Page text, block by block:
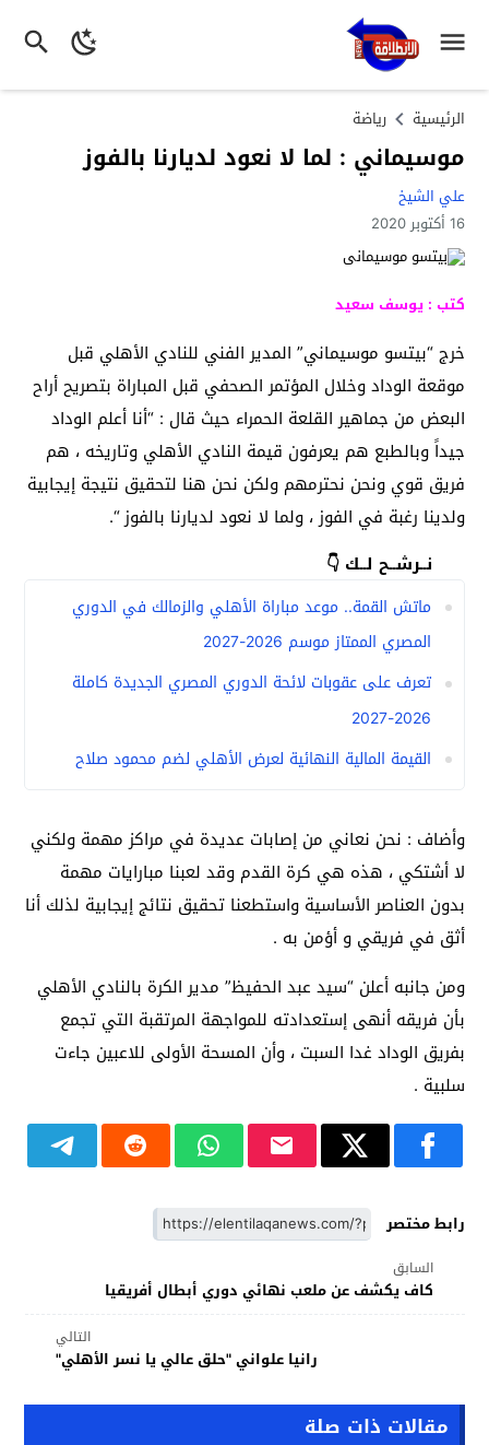
الرئيسية رياضة
موسيماني : لما لا نعود لديارنا بالفوز
علي الشيخ
16 أكتوبر 2020
كتب : يوسف سعيد
خرج “بيتسو موسيماني” المدير الفني للنادي الأهلي قبل
موقعة الوداد وخلال المؤتمر الصحفي قبل المباراة بتصريح أراح
البعض من جماهير القلعة الحمراء حيث قال : “أنا أعلم الوداد
جيداً وبالطبع هم يعرفون قيمة النادي الأهلي وتاريخه ، هم
فريق قوي ونحن نحترمهم ولكن نحن هنا لتحقيق نتيجة إيجابية
ولدينا رغبة في الفوز ، ولما لا نعود لديارنا بالفوز “.
نــرشــح لــك 👇
ماتش القمة.. موعد مباراة الأهلي والزمالك في الدوري
المصري الممتاز موسم 2026-2027
تعرف على عقوبات لائحة الدوري المصري الجديدة كاملة
2026-2027
القيمة المالية النهائية لعرض الأهلي لضم محمود صلاح
وأضاف : نحن نعاني من إصابات عديدة في مراكز مهمة ولكني
لا أشتكي ، هذه هي كرة القدم وقد لعبنا مبارايات مهمة
بدون العناصر الأساسية واستطعنا تحقيق نتائج إيجابية لذلك أنا
أثق في فريقي و أؤمن به .
ومن جانبه أعلن “سيد عبد الحفيظ” مدير الكرة بالنادي الأهلي
بأن فريقه أنهى إستعدادته للمواجهة المرتقبة التي تجمع
بفريق الوداد غدا السبت ، وأن المسحة الأولى للاعبين جاءت
سلبية .
رابط مختصر
السابق
كاف يكشف عن ملعب نهائي دوري أبطال أفريقيا
التالي
رانيا علواني "حلق عالي يا نسر الأهلي"
مقالات ذات صلة